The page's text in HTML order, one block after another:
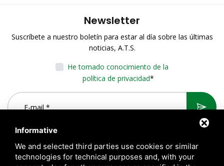
Newsletter
Suscríbete a nuestro boletín para estar al día sobre las últimas
noticias, A.T.S.
He tomado conocimiento de la
política de privacidad*
Informative
We and selected third parties use cookies or similar
technologies for technical purposes and, with your